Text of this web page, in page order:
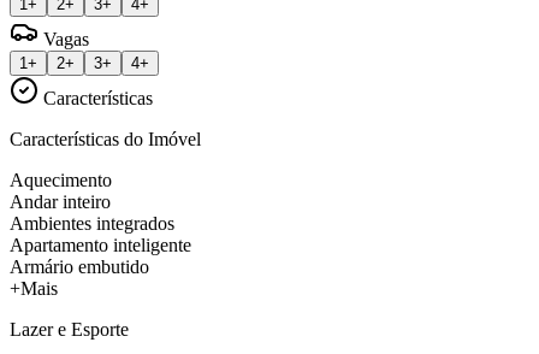
1+ 2+ 3+ 4+
Vagas
1+ 2+ 3+ 4+
Características
Características do Imóvel
Aquecimento
Andar inteiro
Ambientes integrados
Apartamento inteligente
Armário embutido
+Mais
Lazer e Esporte